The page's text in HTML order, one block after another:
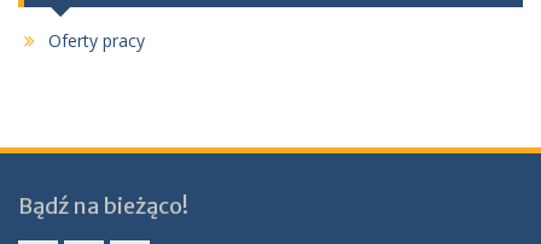
Oferty pracy
Bądź na bieżąco!